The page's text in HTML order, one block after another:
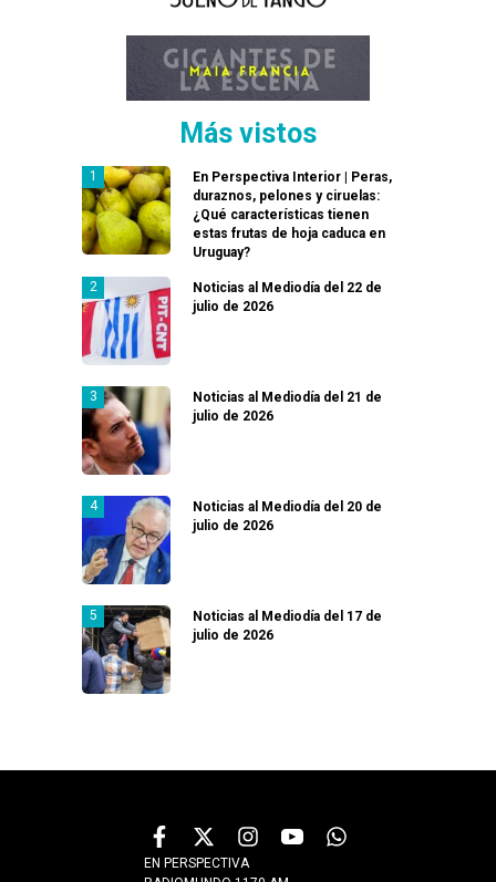
Más vistos
En Perspectiva Interior | Peras,
duraznos, pelones y ciruelas:
¿Qué características tienen
estas frutas de hoja caduca en
Uruguay?
Noticias al Mediodía del 22 de
julio de 2026
Noticias al Mediodía del 21 de
julio de 2026
Noticias al Mediodía del 20 de
julio de 2026
Noticias al Mediodía del 17 de
julio de 2026
EN PERSPECTIVA